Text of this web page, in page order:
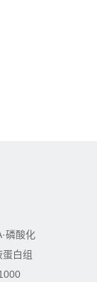
磷酸化
白组